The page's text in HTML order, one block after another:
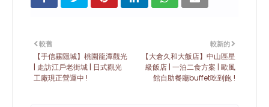
較新的
【大倉久和大飯店】中山區星
級飯店 | 一泊二食方案 | 歐風
館自助餐廳buffet吃到飽 !
較舊
【手信霧隱城】桃園龍潭觀光
| 走訪江戶老街城 | 日式觀光
工廠現正營運中 !